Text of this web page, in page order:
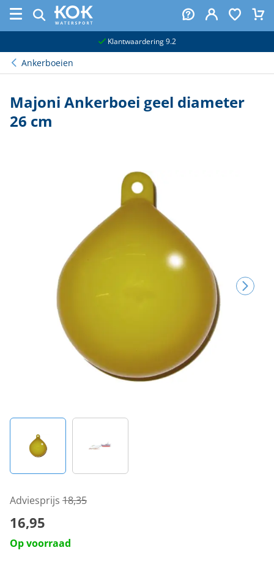
Klantwaardering 9.2
Ankerboeien
Majoni Ankerboei geel diameter
26 cm
Adviesprijs 18,35
16,95
Op voorraad